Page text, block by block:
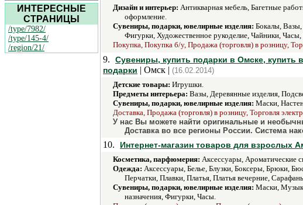
ИНТЕРЕСНЫЕ
СТРАНИЦЫ
/type/7982/
/type/145-4/
/region/21/
Дизайн и интерьер: Антикварная мебель, Багетные
оформление.
Сувениры, подарки, ювелирные изделия: Бокалы,
Фигурки, Художественное рукоделие, Чайники,
Покупка, Покупка б/у, Продажа (торговля) в розницу,
9.
Сувениры, купить подарки в Омске, купить
подарки | Омск | (16.02.2014)
Детские товары: Игрушки.
Предметы интерьера: Вазы, Деревянные изделия,
Сувениры, подарки, ювелирные изделия: Маски,
Доставка, Продажа (торговля) в розницу, Торговля
У нас Вы можете найти оригинальные и
Доставка во все регионы России. Система
10. Интернет-магазин товаров для взрослых
Косметика, парфюмерия: Аксессуары, Ароматические
Одежда: Аксессуары, Белье, Блузки, Боксеры, Брюки,
Перчатки, Плавки, Платья, Платья вечерние,
Сувениры, подарки, ювелирные изделия: Маски,
назначения, Фигурки, Часы.